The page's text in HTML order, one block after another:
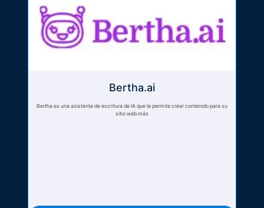
Bertha.ai
Bertha es una asistente de escritura de IA que le permite crear contenido para su
sitio web más